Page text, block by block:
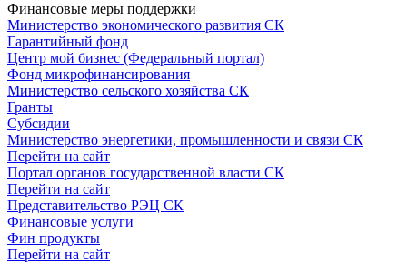
Финансовые меры поддержки
Министерство экономического развития СК
Гарантийный фонд
Центр мой бизнес (Федеральный портал)
Фонд микрофинансирования
Министерство сельского хозяйства СК
Гранты
Субсидии
Министерство энергетики, промышленности и связи СК
Перейти на сайт
Портал органов государственной власти СК
Перейти на сайт
Представительство РЭЦ СК
Финансовые услуги
Фин продукты
Перейти на сайт